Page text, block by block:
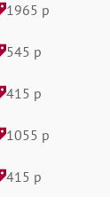
1965 р
545 р
415 р
1055 р
415 р